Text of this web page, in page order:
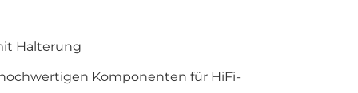
Halterung
Komponenten für HiFi-